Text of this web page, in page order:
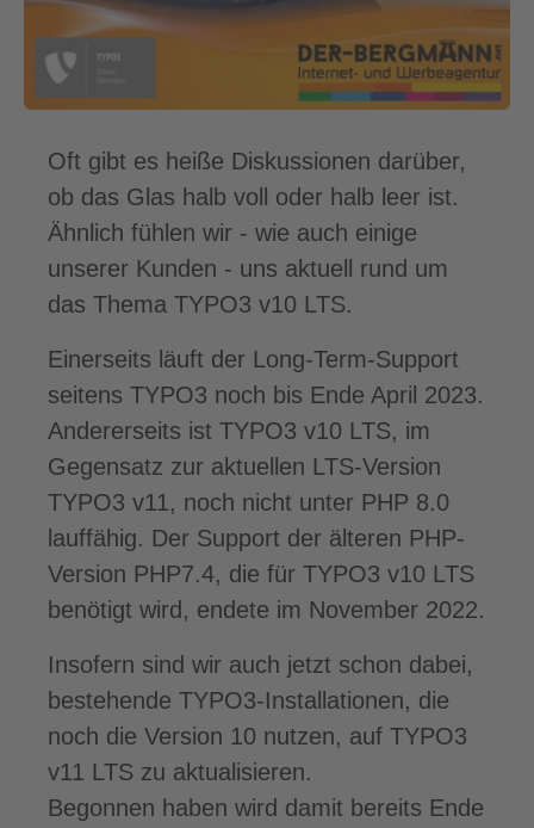
Oft gibt es heiße Diskussionen darüber,
ob das Glas halb voll oder halb leer ist.
Ähnlich fühlen wir - wie auch einige
unserer Kunden - uns aktuell rund um
das Thema TYPO3 v10 LTS.
Einerseits läuft der Long-Term-Support
seitens TYPO3 noch bis Ende April 2023.
Andererseits ist TYPO3 v10 LTS, im
Gegensatz zur aktuellen LTS-Version
TYPO3 v11, noch nicht unter PHP 8.0
lauffähig. Der Support der älteren PHP-
Version PHP7.4, die für TYPO3 v10 LTS
benötigt wird, endete im November 2022.
Insofern sind wir auch jetzt schon dabei,
bestehende TYPO3-Installationen, die
noch die Version 10 nutzen, auf TYPO3
v11 LTS zu aktualisieren.
Begonnen haben wird damit bereits Ende